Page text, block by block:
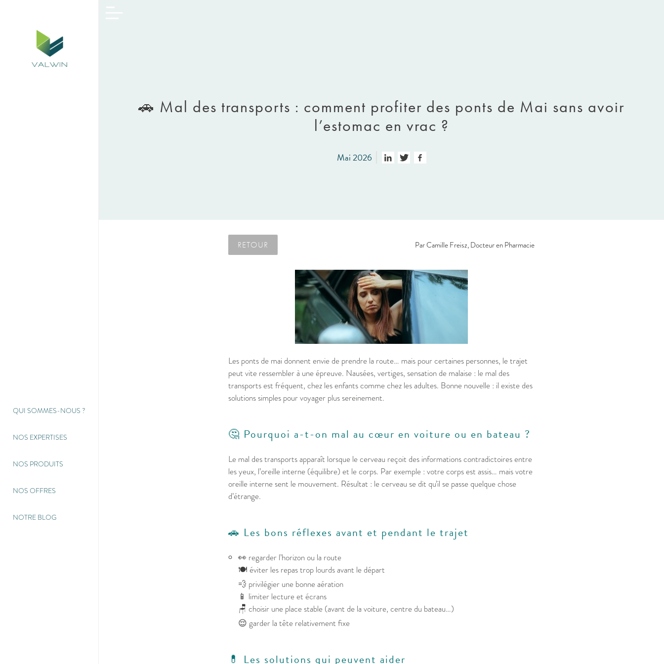
🚗 Mal des transports : comment profiter des ponts de Mai sans avoir
l’estomac en vrac ?
Mai 2026
RETOUR ParCamille Freisz, Docteur en Pharmacie
Les ponts de mai donnent envie de prendre la route… mais pour certaines personnes, le trajet
peut vite ressembler à une épreuve. Nausées, vertiges, sensation de malaise : le mal des
transports est fréquent, chez les enfants comme chez les adultes. Bonne nouvelle : il existe des
solutions simples pour voyager plus sereinement.
🤔 Pourquoi a-t-on mal au cœur en voiture ou en bateau ?
Le mal des transports apparaît lorsque le cerveau reçoit des informations contradictoires entre
les yeux, l’oreille interne (équilibre) et le corps. Par exemple : votre corps est assis… mais votre
oreille interne sent le mouvement. Résultat : le cerveau se dit qu’il se passe quelque chose
d’étrange.
🚗 Les bons réflexes avant et pendant le trajet
👀 regarder l’horizon ou la route
🍽️ éviter les repas trop lourds avant le départ
💨 privilégier une bonne aération
📱 limiter lecture et écrans
🪑 choisir une place stable (avant de la voiture, centre du bateau…)
😌 garder la tête relativement fixe
💊 Les solutions qui peuvent aider
QUI SOMMES-NOUS ?
NOS EXPERTISES
NOS PRODUITS
NOS OFFRES
NOTRE BLOG